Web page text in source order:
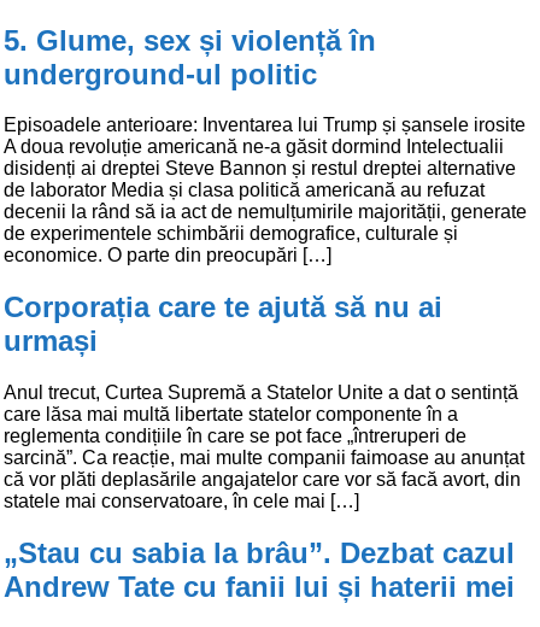
5. Glume, sex și violență în
underground-ul politic
Episoadele anterioare: Inventarea lui Trump și șansele irosite
A doua revoluție americană ne-a găsit dormind Intelectualii
disidenți ai dreptei Steve Bannon și restul dreptei alternative
de laborator Media și clasa politică americană au refuzat
decenii la rând să ia act de nemulțumirile majorității, generate
de experimentele schimbării demografice, culturale și
economice. O parte din preocupări […]
Corporația care te ajută să nu ai
urmași
Anul trecut, Curtea Supremă a Statelor Unite a dat o sentință
care lăsa mai multă libertate statelor componente în a
reglementa condițiile în care se pot face „întreruperi de
sarcină”. Ca reacție, mai multe companii faimoase au anunțat
că vor plăti deplasările angajatelor care vor să facă avort, din
statele mai conservatoare, în cele mai […]
„Stau cu sabia la brâu”. Dezbat cazul
Andrew Tate cu fanii lui și haterii mei